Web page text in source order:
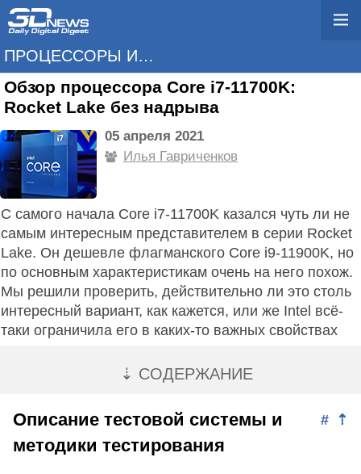
ПРОЦЕССОРЫ И ПАМЯТЬ
Обзор процессора Core i7-11700K:
Rocket Lake без надрыва
05 апреля 2021
Илья Гавриченков
С самого начала Core i7-11700K казался чуть ли не
самым интересным представителем в серии Rocket
Lake. Он дешевле флагманского Core i9-11900K, но
по основным характеристикам очень на него похож.
Мы решили проверить, действительно ли это столь
интересный вариант, как кажется, или же Intel всё-
таки ограничила его в каких-то важных свойствах
⇣ СОДЕРЖАНИЕ
⇡
#
Описание тестовой системы и
методики тестирования